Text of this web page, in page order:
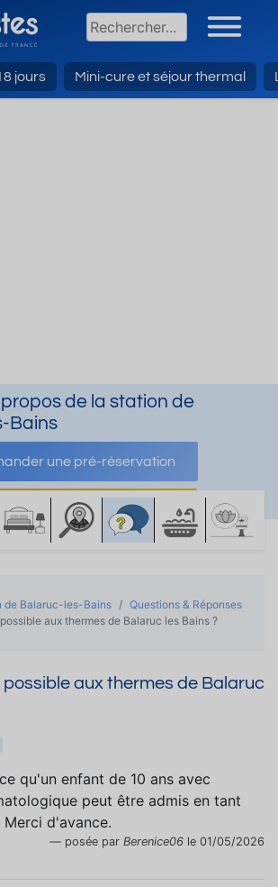
jours Mini-cure et séjour thermal
de la station de
Bains
une pré-réservation
une documentation
de Balaruc-les-Bains
Questions & Réponses
aux thermes de Balaruc les Bains ?
aux thermes de Balaruc
qu'un enfant de 10 ans avec
peut être admis en tant
d'avance.
posée par Berenice06 le 01/05/2026